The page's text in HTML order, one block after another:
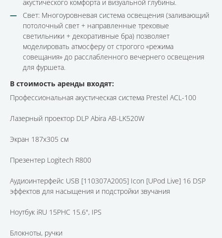
акустического комфорта и визуальной глубины.
Свет: Многоуровневая система освещения (заливающий
потолочный свет + направленные трековые
светильники + декоративные бра) позволяет
моделировать атмосферу от строгого «режима
совещания» до расслабленного вечернего освещения
для фуршета.
В стоимость аренды входят:
Профессиональная акустическая система Prestel ACL-100
Лазерный проектор DLP Abira AB-LK520W
Экран 187х305 см
Презентер Logitech R800
Аудиоинтерфейс USB [110307A2005] Icon [UPod Live] 16 DSP
эффектов для насыщения и подстройки звучания
Ноутбук iRU 15PHC 15.6", IPS
Блокноты, ручки